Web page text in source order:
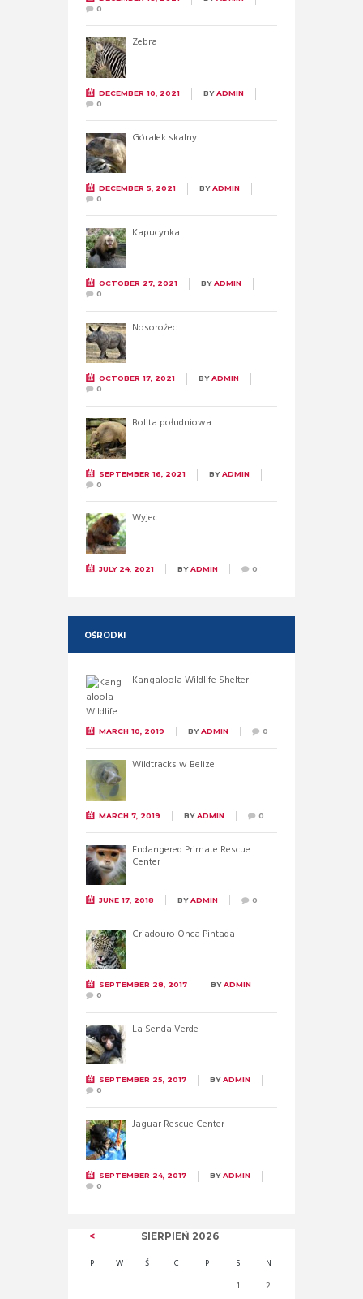
0
Zebra
DECEMBER 10, 2021 BYADMIN
0
Góralek skalny
DECEMBER 5, 2021 BYADMIN
0
Kapucynka
OCTOBER 27, 2021 BYADMIN
0
Nosorożec
OCTOBER 17, 2021 BYADMIN
0
Bolita południowa
SEPTEMBER 16, 2021 BYADMIN
0
Wyjec
JULY 24, 2021 BYADMIN 0
OŚRODKI
Kangaloola Wildlife Shelter
MARCH 10, 2019 BYADMIN 0
Wildtracks w Belize
MARCH 7, 2019 BYADMIN 0
Endangered Primate Rescue
Center
JUNE 17, 2018 BYADMIN 0
Criadouro Onca Pintada
SEPTEMBER 28, 2017 BYADMIN
0
La Senda Verde
SEPTEMBER 25, 2017 BYADMIN
0
Jaguar Rescue Center
SEPTEMBER 24, 2017 BYADMIN
0
SIERPIEŃ 2026
P W Ś C P S N
1
2